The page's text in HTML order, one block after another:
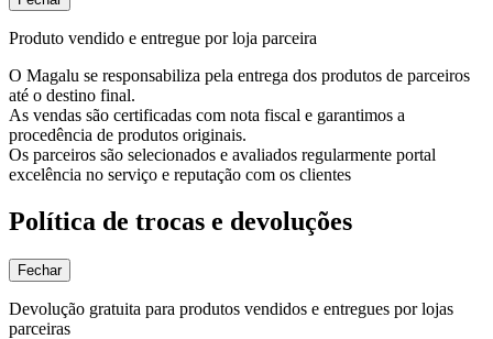
Produto vendido e entregue por loja parceira
O Magalu se responsabiliza pela entrega dos produtos de parceiros
até o destino final.
As vendas são certificadas com nota fiscal e garantimos a
procedência de produtos originais.
Os parceiros são selecionados e avaliados regularmente portal
excelência no serviço e reputação com os clientes
Política de trocas e devoluções
Fechar
Devolução gratuita para produtos vendidos e entregues por lojas
parceiras